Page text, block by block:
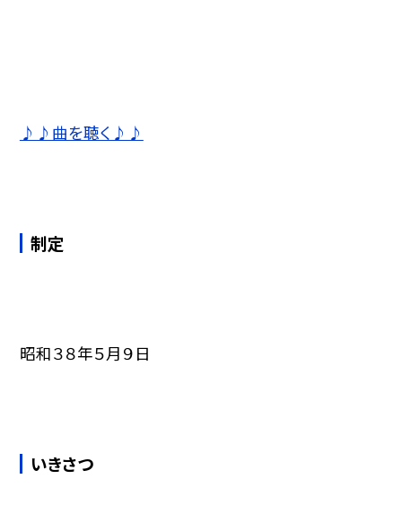
♪♪曲を聴く♪♪
制定
昭和３８年５月９日
いきさつ